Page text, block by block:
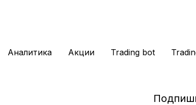
Аналитика Акции Trading bot